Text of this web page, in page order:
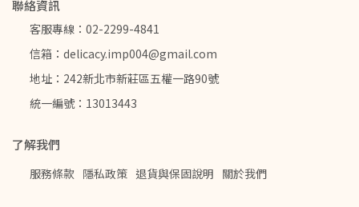
聯絡資訊
客服專線：02-2299-4841
信箱：delicacy.imp004@gmail.com
地址：242新北市新莊區五權一路90號
統一編號：13013443
了解我們
服務條款 隱私政策 退貨與保固說明 關於我們